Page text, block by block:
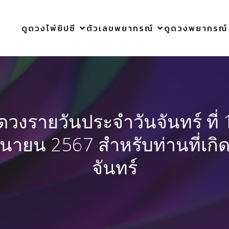
ดูดวงไพ่ยิปซี ตัวเลขพยากรณ์ ดูดวงพยากรณ์
วงรายวันประจำวันจันทร์ ที่
ายน 2567 สำหรับท่านที่เกิ
จันทร์